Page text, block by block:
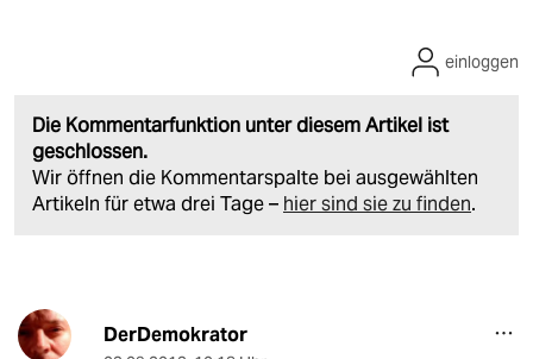
Die Kommentarfunktion unter diesem Artikel ist
geschlossen.
Wir öffnen die Kommentarspalte bei ausgewählten
Artikeln für etwa drei Tage – hier sind sie zu finden.
einloggen
DerDemokrator